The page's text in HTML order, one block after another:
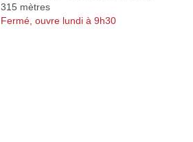
315 mètres
Fermé, ouvre lundi à 9h30